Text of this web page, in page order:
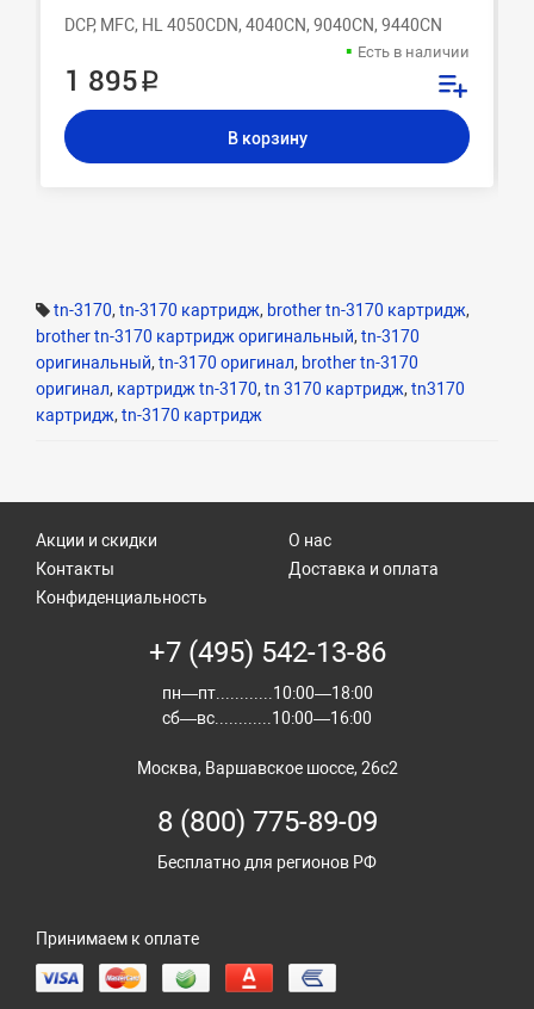
DCP, MFC, HL 4050CDN, 4040CN, 9040CN, 9440CN
Есть в наличии
1 895 ₽
В корзину
tn-3170, tn-3170 картридж, brother tn-3170 картридж,
brother tn-3170 картридж оригинальный, tn-3170
оригинальный, tn-3170 оригинал, brother tn-3170
оригинал, картридж tn-3170, tn 3170 картридж, tn3170
картридж, tn-3170 картридж
Акции и скидки
Контакты
О нас
Доставка и оплата
Конфиденциальность
+7 (495) 542-13-86
пн—пт............10:00—18:00
сб—вс............10:00—16:00
Москва, Варшавское шоссе, 26с2
8 (800) 775-89-09
Бесплатно для регионов РФ
Принимаем к оплате